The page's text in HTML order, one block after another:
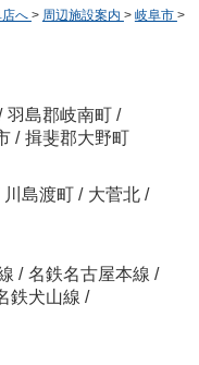
へ > 周辺施設案内 > 岐阜市 >
羽島郡岐南町 /
/ 揖斐郡大野町
川島渡町 / 大菅北 /
/ 名鉄名古屋本線 /
鉄犬山線 /